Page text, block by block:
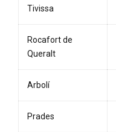
Tivissa
Rocafort de
Queralt
Arbolí
Prades